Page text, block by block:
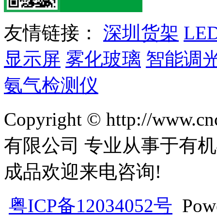
友情链接： 深圳货架
显示屏 雾化玻璃 智能调
氨气检测仪
Copyright © http://
有限公司 专业从事于有
成品欢迎来电咨询!
粤ICP备12034052号